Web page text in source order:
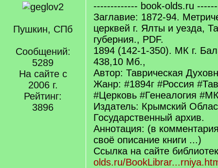
Пушкин, СПб
Сообщений:
5289
На сайте с
2006 г.
Рейтинг:
3896
------------- book-olds.ru
Заглавие: 1872-94.
церквей г. Ялты и уезда,
губерния., PDF.
1894 (142-1-350). МК г.
438,10 Мб.,
Автор: Таврическая
Жанр: #1894г #Россия
#Церковь #Генеалогия
Издатель: Крымский
Государственный архив.
Аннотация: (в
своё описание книги ...)
Ссылка на сайте
olds.ru/